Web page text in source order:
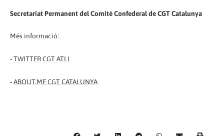
Secretariat Permanent del Comitè Confederal de CGT Catalunya
Més informació:
-TWITTER CGT ATLL
-ABOUT.ME CGT CATALUNYA